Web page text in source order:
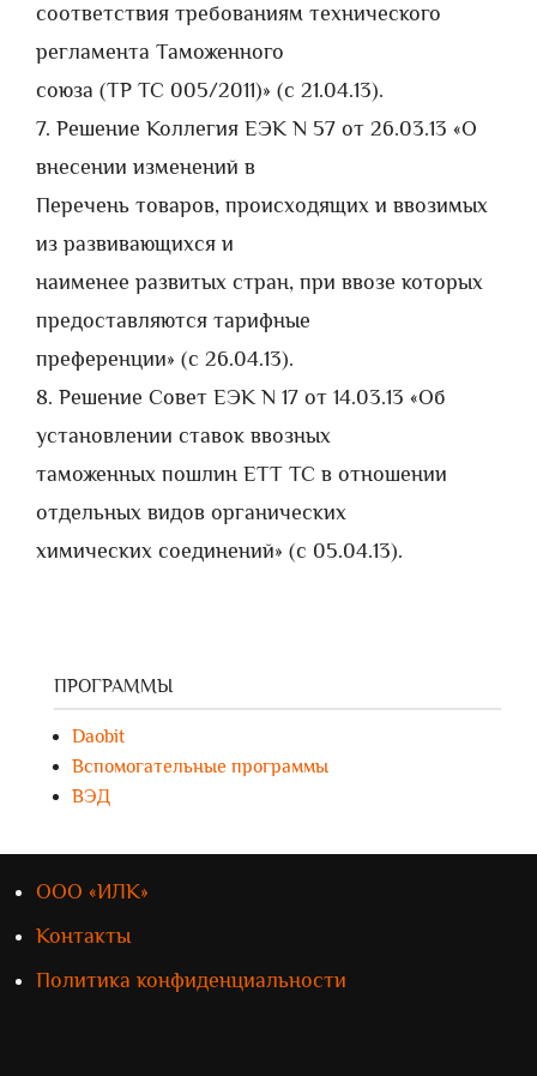
соответствия требованиям технического
регламента Таможенного
союза (ТР ТС 005/2011)» (с 21.04.13).
7. Решение Коллегия ЕЭК N 57 от 26.03.13 «О
внесении изменений в
Перечень товаров, происходящих и ввозимых
из развивающихся и
наименее развитых стран, при ввозе которых
предоставляются тарифные
преференции» (с 26.04.13).
8. Решение Совет ЕЭК N 17 от 14.03.13 «Об
установлении ставок ввозных
таможенных пошлин ЕТТ ТС в отношении
отдельных видов органических
химических соединений» (с 05.04.13).
ПРОГРАММЫ
Daobit
Вспомогательные программы
ВЭД
ООО «ИЛК»
Контакты
Политика конфиденциальности